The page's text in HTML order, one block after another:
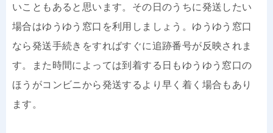
いこともあると思います。その日のうちに発送したい
場合はゆうゆう窓口を利用しましょう。ゆうゆう窓口
なら発送手続きをすればすぐに追跡番号が反映されま
す。また時間によっては到着する日もゆうゆう窓口の
ほうがコンビニから発送するより早く着く場合もあり
ます。